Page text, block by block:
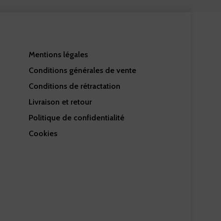
Mentions légales
Conditions générales de vente
Conditions de rétractation
Livraison et retour
Politique de confidentialité
Cookies